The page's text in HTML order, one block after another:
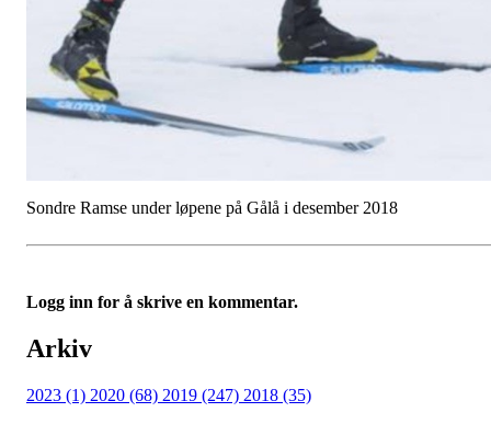
Sondre Ramse under løpene på Gålå i desember 2018
Logg inn for å skrive en kommentar.
Arkiv
2023 (1) 2020 (68) 2019 (247) 2018 (35)